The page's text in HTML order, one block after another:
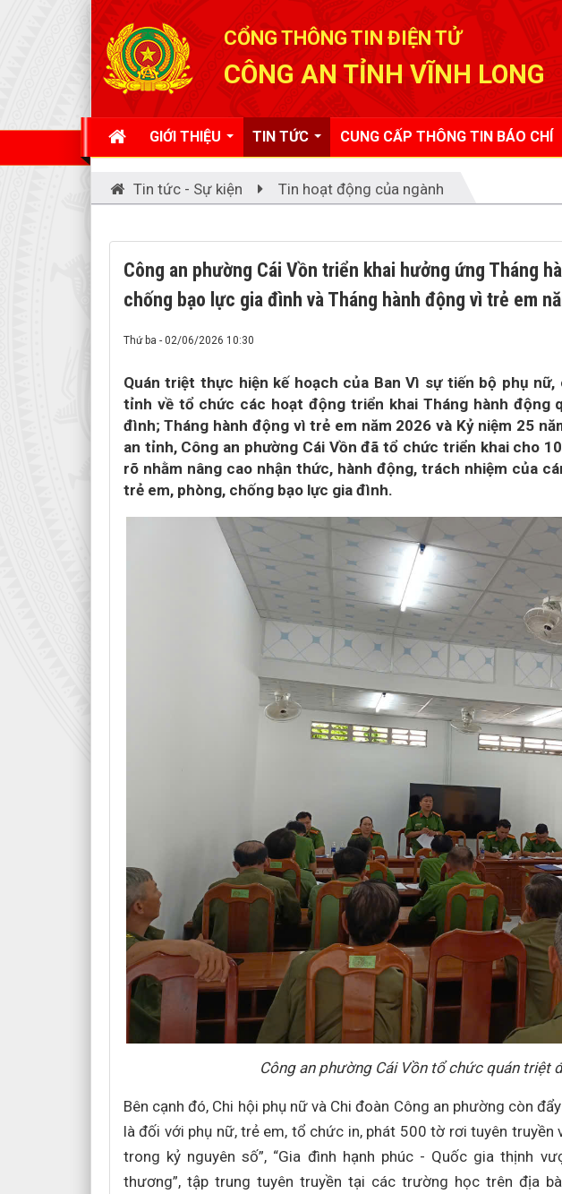
CỔNG THÔNG TIN ĐIỆN TỬ
CÔNG AN TỈNH VĨNH LONG
GIỚI THIỆU TIN TỨC CUNG CẤP THÔNG TIN BÁO CHÍ
Tin tức - Sự kiện Tin hoạt động của ngành
Công an phường Cái Vồn triển khai hưởng ứng Tháng
chống bạo lực gia đình và Tháng hành động vì trẻ em
Thứ ba - 02/06/2026 10:30
Quán triệt thực hiện kế hoạch của Ban Vì sự tiến bộ phụ
tỉnh về tổ chức các hoạt động triển khai Tháng hành động
đình; Tháng hành động vì trẻ em năm 2026 và Kỷ niệm 25
an tỉnh, Công an phường Cái Vồn đã tổ chức triển khai cho
rõ nhằm nâng cao nhận thức, hành động, trách nhiệm của
trẻ em, phòng, chống bạo lực gia đình.
Công an phường Cái Vồn tổ chức quán triệt
Bên cạnh đó, Chi hội phụ nữ và Chi đoàn Công an phường còn
là đối với phụ nữ, trẻ em, tổ chức in, phát 500 tờ rơi tuyên truyền
trong kỷ nguyên số”, “Gia đình hạnh phúc - Quốc gia thịnh
thương”, tập trung tuyên truyền tại các trường học trên địa